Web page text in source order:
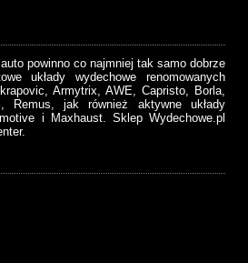
powinno co najmniej tak samo dobrze
układy wydechowe renomowanych
Armytrix, AWE, Capristo, Borla,
Remus, jak również aktywne układy
i Maxhaust. Sklep Wydechowe.pl